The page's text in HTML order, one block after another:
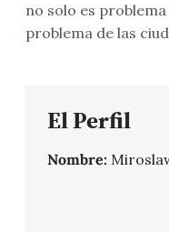
no solo es
problema de las
El Perfil
Nombre: